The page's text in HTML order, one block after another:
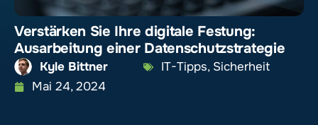
Verstärken Sie Ihre digitale Festung:
Ausarbeitung einer Datenschutzstrategie
Kyle Bittner IT-Tipps, Sicherheit
Mai 24, 2024